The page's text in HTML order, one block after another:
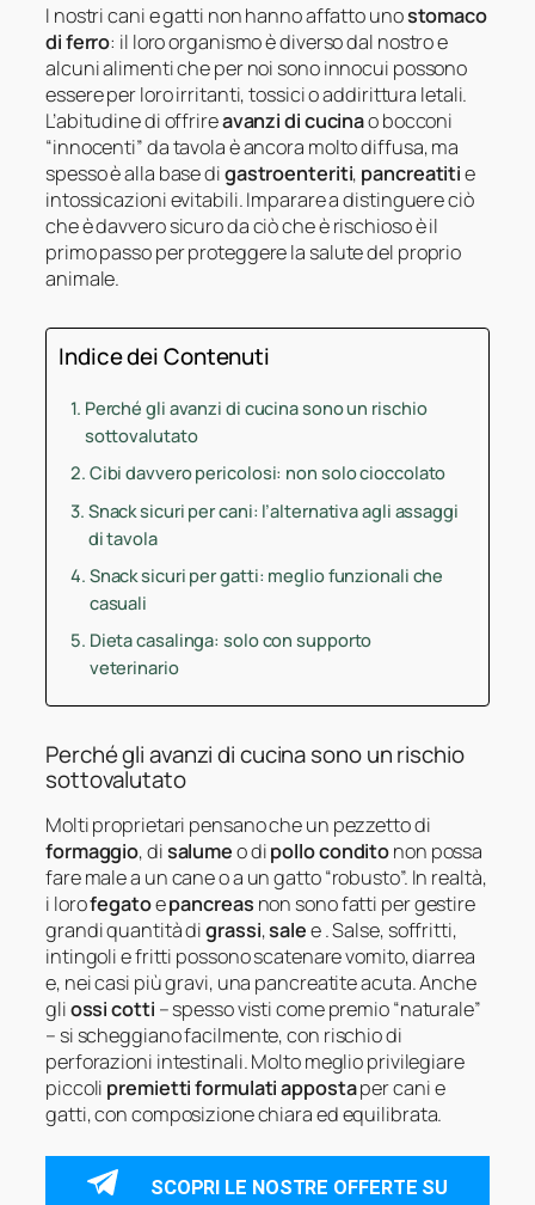
I nostri cani e gatti non hanno affatto unostomaco
di ferro: il loro organismo è diverso dal nostro e
alcuni alimenti che per noi sono innocui possono
essere per loro irritanti, tossici o addirittura letali.
L’abitudine di offrireavanzi di cucinao bocconi
“innocenti” da tavola è ancora molto diffusa, ma
spesso è alla base digastroenteriti, pancreatitie
intossicazioni evitabili. Imparare a distinguere ciò
che è davvero sicuro da ciò che è rischioso è il
primo passo per proteggere la salute del proprio
animale.
Indice dei Contenuti
Perché gli avanzi di cucina sono un rischio
sottovalutato
Cibi davvero pericolosi: non solo cioccolato
Snack sicuri per cani: l’alternativa agli assaggi
di tavola
Snack sicuri per gatti: meglio funzionali che
casuali
Dieta casalinga: solo con supporto
veterinario
Perché gli avanzi di cucina sono un rischio
sottovalutato
Molti proprietari pensano che un pezzetto di
formaggio, disalumeo dipollo conditonon possa
fare male a un cane o a un gatto “robusto”. In realtà,
i lorofegatoepancreas non sono fatti per gestire
grandi quantità digrassi,salee. Salse, soffritti,
intingoli e fritti possono scatenare vomito, diarrea
e, nei casi più gravi, una pancreatite acuta. Anche
gliossi cotti – spesso visti come premio “naturale”
– si scheggiano facilmente, con rischio di
perforazioni intestinali. Molto meglio privilegiare
piccoli premietti formulati appostaper cani e
gatti, con composizione chiara ed equilibrata.
SCOPRI LE NOSTRE OFFERTE SU